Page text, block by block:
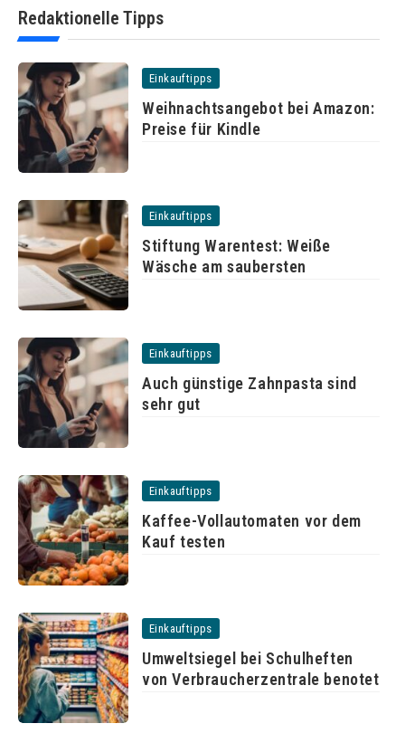
Redaktionelle Tipps
Einkauftipps
Weihnachtsangebot bei Amazon:
Preise für Kindle
Einkauftipps
Stiftung Warentest: Weiße
Wäsche am saubersten
Einkauftipps
Auch günstige Zahnpasta sind
sehr gut
Einkauftipps
Kaffee-Vollautomaten vor dem
Kauf testen
Einkauftipps
Umweltsiegel bei Schulheften
von Verbraucherzentrale benotet